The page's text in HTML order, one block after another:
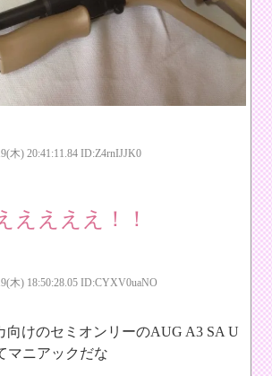
木) 20:41:11.84 ID:Z4rnIJJK0
ええええ！！
木) 18:50:28.05 ID:CYXV0uaNO
向けのセミオンリーのAUG A3 SA U
マニアックだな